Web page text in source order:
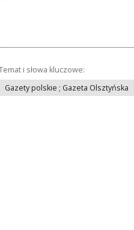
i słowa kluczowe:
Gazety polskie ; Gazeta Olsztyńska